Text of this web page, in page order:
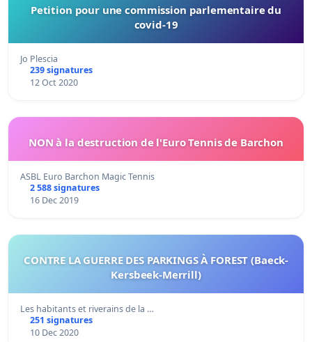
Petition pour une commission parlementaire du
covid-19
Jo Plescia
239 signatures
12 Oct 2020
NON à la destruction de l'Euro Tennis de Barchon
ASBL Euro Barchon Magic Tennis
2 588 signatures
16 Dec 2019
CONTRE LA GUERRE DES PARKINGS À FOREST (Baeck-
Kersbeek-Merrill)
Les habitants et riverains de la …
251 signatures
10 Dec 2020